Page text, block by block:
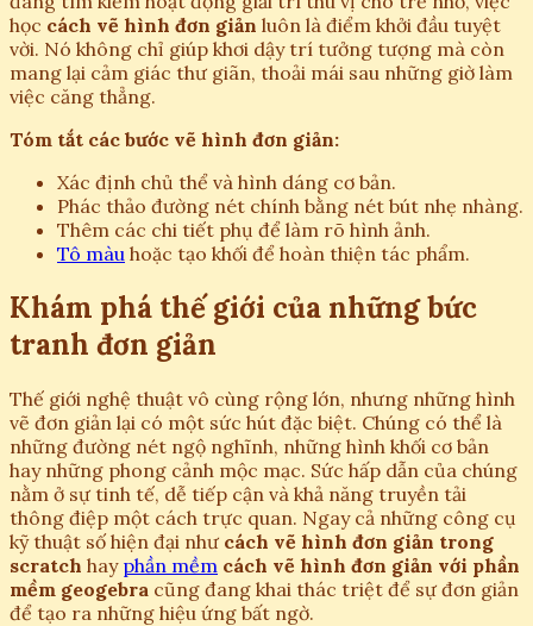
học cách vẽ hình đơn giản luôn là điểm khởi đầu tuyệt
vời. Nó không chỉ giúp khơi dậy trí tưởng tượng mà còn
mang lại cảm giác thư giãn, thoải mái sau những giờ làm
việc căng thẳng.
Tóm tắt các bước vẽ hình đơn giản:
Xác định chủ thể và hình dáng cơ bản.
Phác thảo đường nét chính bằng nét bút nhẹ nhàng.
Thêm các chi tiết phụ để làm rõ hình ảnh.
Tô màu hoặc tạo khối để hoàn thiện tác phẩm.
Khám phá thế giới của những bức
tranh đơn giản
Thế giới nghệ thuật vô cùng rộng lớn, nhưng những hình
vẽ đơn giản lại có một sức hút đặc biệt. Chúng có thể là
những đường nét ngộ nghĩnh, những hình khối cơ bản
hay những phong cảnh mộc mạc. Sức hấp dẫn của chúng
nằm ở sự tinh tế, dễ tiếp cận và khả năng truyền tải
thông điệp một cách trực quan. Ngay cả những công cụ
kỹ thuật số hiện đại như cách vẽ hình đơn giản trong
scratch hay phần mềm cách vẽ hình đơn giản với phần
mềm geogebra cũng đang khai thác triệt để sự đơn giản
để tạo ra những hiệu ứng bất ngờ.